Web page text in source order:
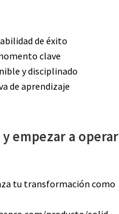
de éxito
clave
y disciplinado
de aprendizaje
empezar a operar
tu transformación como